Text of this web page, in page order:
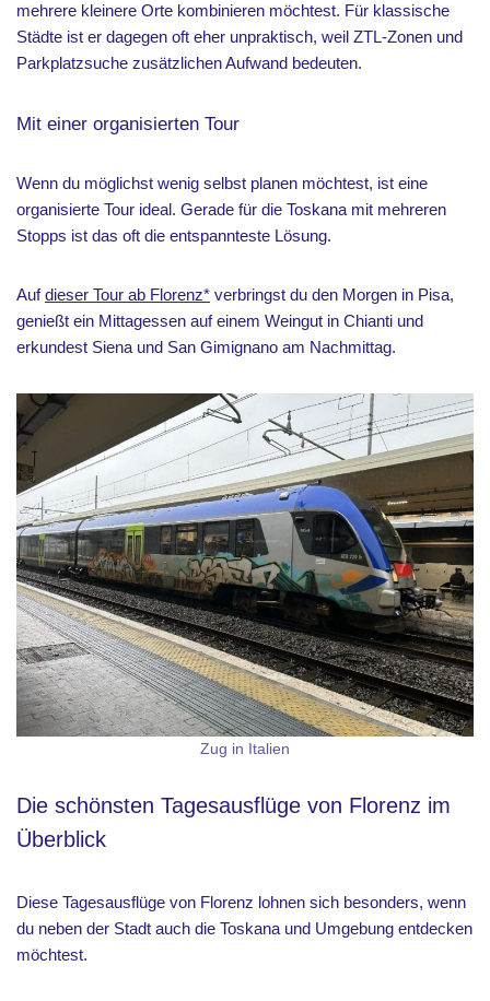
mehrere kleinere Orte kombinieren möchtest. Für klassische
Städte ist er dagegen oft eher unpraktisch, weil ZTL-Zonen und
Parkplatzsuche zusätzlichen Aufwand bedeuten.
Mit einer organisierten Tour
Wenn du möglichst wenig selbst planen möchtest, ist eine
organisierte Tour ideal. Gerade für die Toskana mit mehreren
Stopps ist das oft die entspannteste Lösung.
Aufdieser Tour ab Florenz* verbringst du den Morgen in Pisa,
genießt ein Mittagessen auf einem Weingut in Chianti und
erkundest Siena und San Gimignano am Nachmittag.
Zug in Italien
Die schönsten Tagesausflüge von Florenz im
Überblick
Diese Tagesausflüge von Florenz lohnen sich besonders, wenn
du neben der Stadt auch die Toskana und Umgebung entdecken
möchtest.